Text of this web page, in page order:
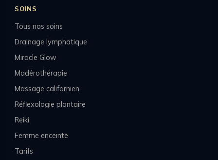
SOINS
Tous nos soins
Drainage lymphatique
Miracle Glow
Madérothérapie
Massage californien
Réflexologie plantaire
Reiki
Femme enceinte
Tarifs